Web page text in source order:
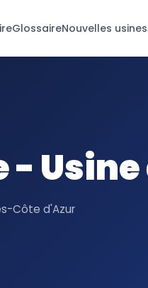
GlossaireNouvelles usines
-
Côte d'Azur